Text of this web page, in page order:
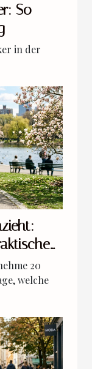
So
in der
20
welche